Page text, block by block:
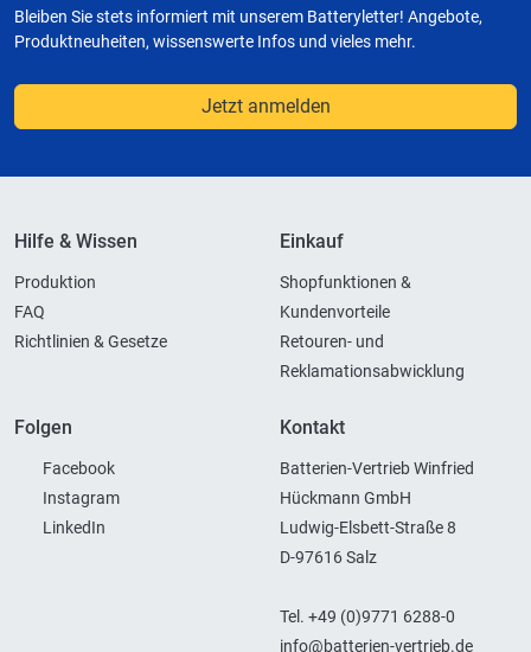
Bleiben Sie stets informiert mit unserem Batteryletter! Angebote,
Produktneuheiten, wissenswerte Infos und vieles mehr.
Jetzt anmelden
Hilfe & Wissen
Produktion
FAQ
Richtlinien & Gesetze
Einkauf
Shopfunktionen &
Kundenvorteile
Retouren- und
Reklamationsabwicklung
Folgen
Facebook
Instagram
LinkedIn
Kontakt
Batterien-Vertrieb Winfried
Hückmann GmbH
Ludwig-Elsbett-Straße 8
D-97616 Salz
Tel. +49 (0)9771 6288-0
info@batterien-vertrieb.de